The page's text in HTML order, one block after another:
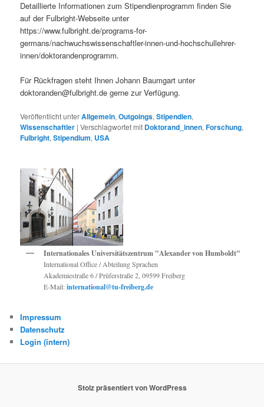
Detaillierte Informationen zum Stipendienprogramm finden Sie
auf der Fulbright-Webseite unter
https://www.fulbright.de/programs-for-
germans/nachwuchswissenschaftler-innen-und-hochschullehrer-
innen/doktorandenprogramm.
Für Rückfragen steht Ihnen Johann Baumgart unter
doktoranden@fulbright.de gerne zur Verfügung.
Veröffentlicht unterAllgemein,Outgoings,Stipendien,
Wissenschaftler |Verschlagwortet mit Doktorand_innen,Forschung,
Fulbright,Stipendium, USA
Internationales Universitätszentrum "Alexander von Humboldt"
International Office / Abteilung Sprachen
Akademiestraße 6 / Prüferstraße 2, 09599 Freiberg
E-Mail:international@tu-freiberg.de
Impressum
Datenschutz
Login (intern)
Stolz präsentiert von WordPress